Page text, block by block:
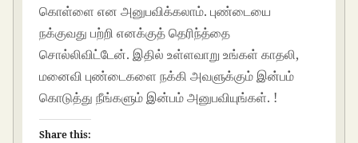
கொள்ளை என அனுபவிக்கலாம். புண்டையை
நக்குவது பற்றி எனக்குத் தெரிந்த்தை
சொல்லிவிட்டேன். இதில் உள்ளவாறு உங்கள் காதலி,
மனைவி புண்டைகளை நக்கி அவளுக்கும் இன்பம்
கொடுத்து நீங்களும் இன்பம் அனுபவியுங்கள். !
Share this: